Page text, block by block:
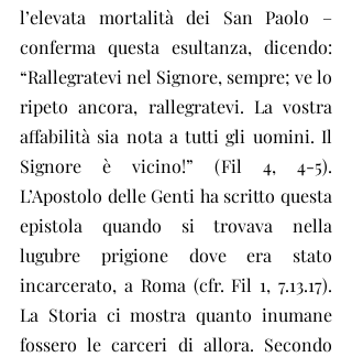
l’elevata mortalità dei San Paolo –
conferma questa esultanza, dicendo:
“Rallegratevi nel Signore, sempre; ve lo
ripeto ancora, rallegratevi. La vostra
affabilità sia nota a tutti gli uomini. Il
Signore è vicino!” (Fil 4, 4-5).
L’Apostolo delle Genti ha scritto questa
epistola quando si trovava nella
lugubre prigione dove era stato
incarcerato, a Roma (cfr. Fil 1, 7.13.17).
La Storia ci mostra quanto inumane
fossero le carceri di allora. Secondo